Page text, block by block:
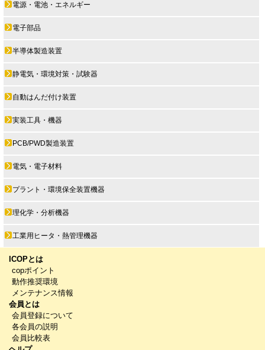
電源・電池・エネルギー
電子部品
半導体製造装置
静電気・環境対策・試験器
自動はんだ付け装置
実装工具・機器
PCB/PWD製造装置
電気・電子材料
プラント・環境保全装置機器
理化学・分析機器
工業用ヒータ・熱管理機器
ICOPとは
copポイント
動作推奨環境
メンテナンス情報
会員とは
会員登録について
各会員の説明
会員比較表